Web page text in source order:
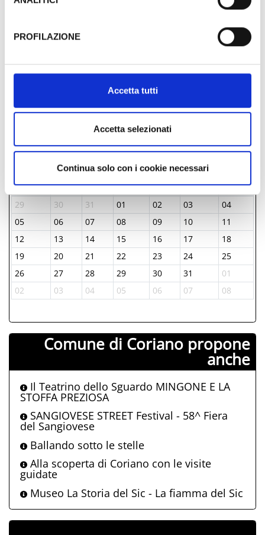
Tutela dei navigatori, che abbiamo valutato essere
informazioni complete sul trattamento dati clicca qui:
PROFILAZIONE
Accetta tutti
Accetta selezionati
Continua solo con i cookie necessari
FREI
TAGE & STUNDEN
Januar-1970
Mon
Die Mit Don Fre Sam
Son
29
30 31 01 02 03
04
05
06 07 08 09 10
11
12
13 14 15 16 17
18
19
20 21 22 23 24
25
26
27 28 29 30 31
01
02
03 04 05 06 07 08
Comune di Coriano propone
anche
Il Teatrino dello Sguardo MINGONE E LA
STOFFA PREZIOSA
SANGIOVESE STREET Festival - 58^ Fiera
del Sangiovese
Ballando sotto le stelle
Alla scoperta di Coriano con le visite
guidate
Museo La Storia del Sic - La fiamma del Sic